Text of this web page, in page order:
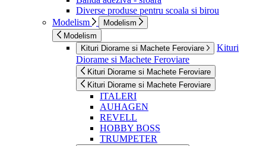
Diverse produse pentru scoala si birou
Modelism
Modelism
Modelism
Kituri Diorame si Machete Feroviare
Kituri
Diorame si Machete Feroviare
Kituri Diorame si Machete Feroviare
Kituri Diorame si Machete Feroviare
ITALERI
AUHAGEN
REVELL
HOBBY BOSS
TRUMPETER